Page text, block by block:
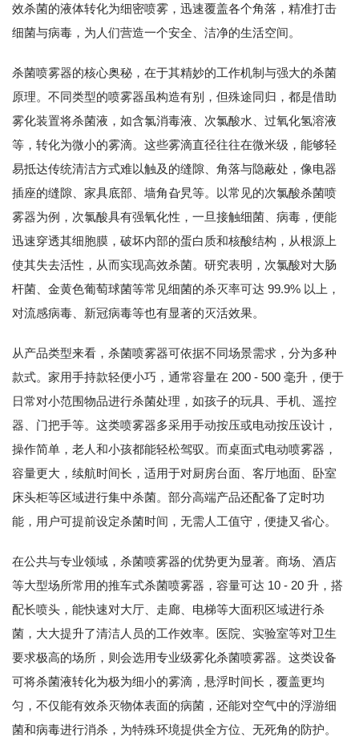
效杀菌的液体转化为细密喷雾，迅速覆盖各个角落，精准打击
细菌与病毒，为人们营造一个安全、洁净的生活空间。
杀菌喷雾器的核心奥秘，在于其精妙的工作机制与强大的杀菌
原理。不同类型的喷雾器虽构造有别，但殊途同归，都是借助
雾化装置将杀菌液，如含氯消毒液、次氯酸水、过氧化氢溶液
等，转化为微小的雾滴。这些雾滴直径往往在微米级，能够轻
易抵达传统清洁方式难以触及的缝隙、角落与隐蔽处，像电器
插座的缝隙、家具底部、墙角旮旯等。以常见的次氯酸杀菌喷
雾器为例，次氯酸具有强氧化性，一旦接触细菌、病毒，便能
迅速穿透其细胞膜，破坏内部的蛋白质和核酸结构，从根源上
使其失去活性，从而实现高效杀菌。研究表明，次氯酸对大肠
杆菌、金黄色葡萄球菌等常见细菌的杀灭率可达 99.9% 以上，
对流感病毒、新冠病毒等也有显著的灭活效果。
从产品类型来看，杀菌喷雾器可依据不同场景需求，分为多种
款式。家用手持款轻便小巧，通常容量在 200 - 500 毫升，便于
日常对小范围物品进行杀菌处理，如孩子的玩具、手机、遥控
器、门把手等。这类喷雾器多采用手动按压或电动按压设计，
操作简单，老人和小孩都能轻松驾驭。而桌面式电动喷雾器，
容量更大，续航时间长，适用于对厨房台面、客厅地面、卧室
床头柜等区域进行集中杀菌。部分高端产品还配备了定时功
能，用户可提前设定杀菌时间，无需人工值守，便捷又省心。
在公共与专业领域，杀菌喷雾器的优势更为显著。商场、酒店
等大型场所常用的推车式杀菌喷雾器，容量可达 10 - 20 升，搭
配长喷头，能快速对大厅、走廊、电梯等大面积区域进行杀
菌，大大提升了清洁人员的工作效率。医院、实验室等对卫生
要求极高的场所，则会选用专业级雾化杀菌喷雾器。这类设备
可将杀菌液转化为极为细小的雾滴，悬浮时间长，覆盖更均
匀，不仅能有效杀灭物体表面的病菌，还能对空气中的浮游细
菌和病毒进行消杀，为特殊环境提供全方位、无死角的防护。